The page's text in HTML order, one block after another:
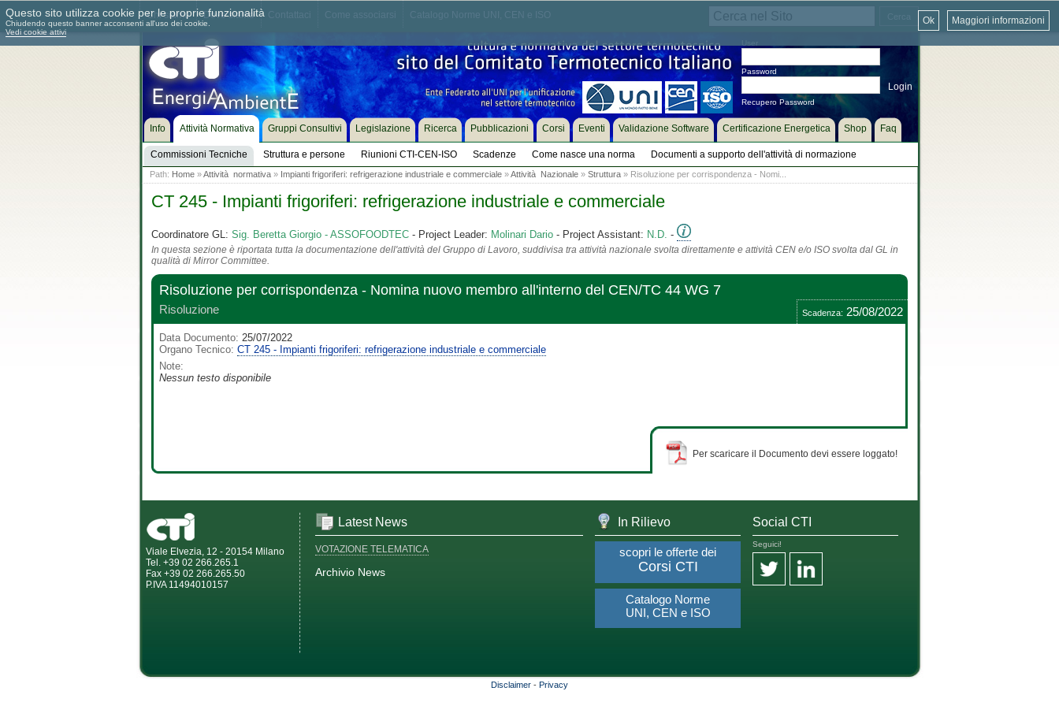
Chi siamo Dove siamo
Password
Recupero Password
Info Attività Normativa
Commissioni Tecniche Struttura e persone Riunioni CTI-CEN-ISO Scadenze Come nasce una norma Documenti a supporto dell'attività di normazione
Gruppi Consultivi Legislazione Ricerca Pubblicazioni Corsi Eventi Validazione Software Certificazione Energetica Shop Faq
Path: Home»Attività normativa» Impianti frigoriferi: refrigerazione industriale e commerciale»Attività Nazionale» Struttura» Risoluzione per corrispondenza - Nomi...
CT 245 - Impianti frigoriferi: refrigerazione industriale e commerciale
Coordinatore GL: Sig. Beretta Giorgio - ASSOFOODTEC- Project Leader: Molinari Dario- Project Assistant: N.D. -
In questa sezione è riportata tutta la documentazione dell'attività del Gruppo di Lavoro, suddivisa tra attività nazionale svolta direttamente e attività CEN e/o ISO svolta dal GL in
qualità di Mirror Committee.
Risoluzione per corrispondenza - Nomina nuovo membro all'interno del CEN/TC 44 WG 7
Risoluzione Scadenza: 25/08/2022
Data Documento: 25/07/2022
Organo Tecnico: CT 245 - Impianti frigoriferi: refrigerazione industriale e commerciale
Note:
Nessun testo disponibile
Per scaricare il Documento devi essere loggato!
Viale Elvezia, 12 - 20154 Milano
Tel. +39 02 266.265.1
Fax +39 02 266.265.50
P.IVA 11494010157
Latest News
VOTAZIONE TELEMATICA
Archivio News
In Rilievo
scopri le offerte dei
Corsi CTI
Catalogo Norme
UNI, CEN e ISO
Social CTI
Seguici!
Disclaimer - Privacy
Questo sito utilizza cookie per le proprie funzionalità
Chiudendo questo banner acconsenti all'uso dei cookie.
Vedi cookie attivi
Maggiori informazioni
Ok